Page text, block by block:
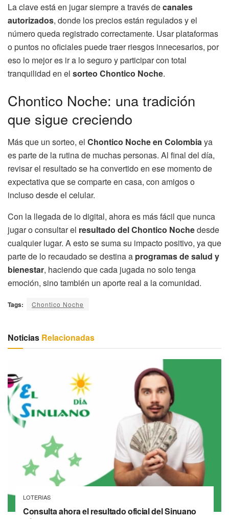
La clave está en jugar siempre a través decanales
autorizados, donde los precios están regulados y el
número queda registrado correctamente. Usar plataformas
o puntos no oficiales puede traer riesgos innecesarios, por
eso lo mejor es ir a lo seguro y participar con total
tranquilidad en el sorteo Chontico Noche.
Chontico Noche: una tradición
que sigue creciendo
Más que un sorteo, el Chontico Noche en Colombiaya
es parte de la rutina de muchas personas. Al final del día,
revisar el resultado se ha convertido en ese momento de
expectativa que se comparte en casa, con amigos o
incluso desde el celular.
Con la llegada de lo digital, ahora es más fácil que nunca
jugar o consultar el resultado del Chontico Nochedesde
cualquier lugar. A esto se suma su impacto positivo, ya que
parte de lo recaudado se destina a programas de salud y
bienestar, haciendo que cada jugada no solo tenga
emoción, sino también un aporte real a la comunidad.
Tags: Chontico Noche
Noticias Relacionadas
LOTERIAS
Consulta ahora el resultado oficial del Sinuano